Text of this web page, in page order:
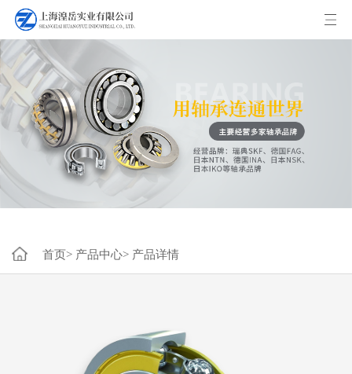
首页> 产品中心> 产品详情